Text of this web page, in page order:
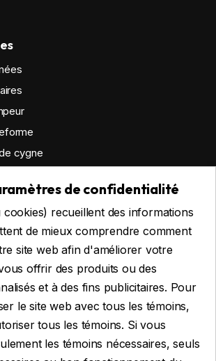
de confidentialité
cookies) recueillent des informations
de mieux comprendre comment
site web afin d'améliorer votre
offrir des produits ou des
et à des fins publicitaires. Pour
le site web avec tous les témoins,
tous les témoins. Si vous
les témoins nécessaires, seuls
cygne